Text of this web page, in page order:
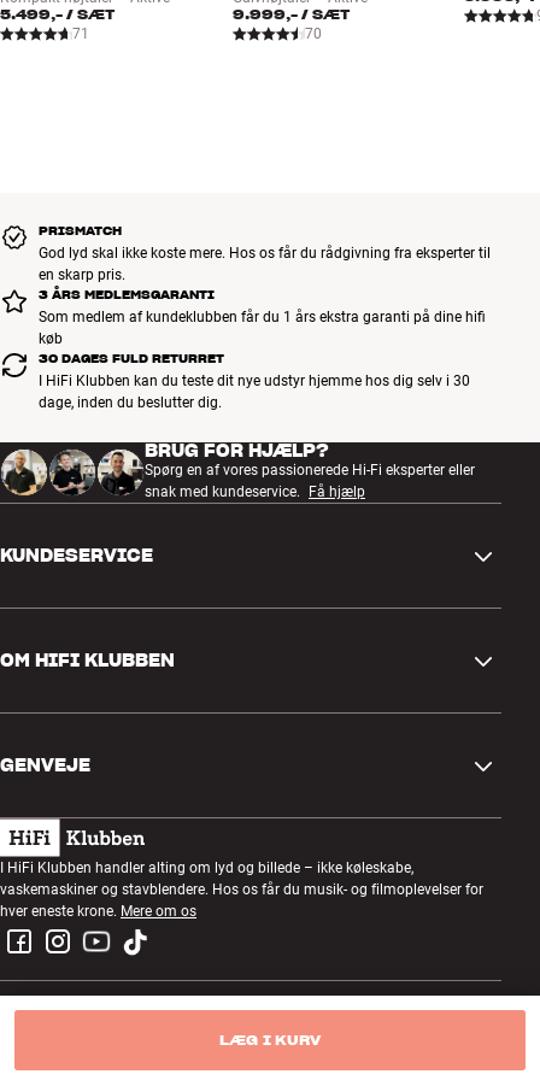
LÆG I KURV
5.499,- / SÆT
71
9.999,-/ SÆT
70
PRISMATCH
God lyd skal ikke koste mere. Hos os får du rådgivning fra eksperter til
en skarp pris.
3 ÅRS MEDLEMSGARANTI
Som medlem af kundeklubben får du 1 års ekstra garanti på dine hifi
køb
30 DAGES FULD RETURRET
I HiFi Klubben kan du teste dit nye udstyr hjemme hos dig selv i 30
dage, inden du beslutter dig.
BRUG FOR HJÆLP?
Spørg en af vores passionerede Hi-Fi eksperter eller
snak med kundeservice.
Få hjælp
KUNDESERVICE
Retur og reklamation
Fortryd ordre
Handelsbetingelser
Privatlivspolitik
OM HIFI KLUBBEN
Kundeklub
Lytteaften
Konkurrencer
Job i HiFi Klubben
GENVEJE
Gavekort
Byg med lyd
Montering og installation
Retur af el-affald
I HiFi Klubben handler alting om lyd og billede – ikke køleskabe,
vaskemaskiner og stavblendere. Hos os får du musik- og filmoplevelser for
hver eneste krone. Mere om os